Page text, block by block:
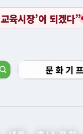
남교육감 예비후보